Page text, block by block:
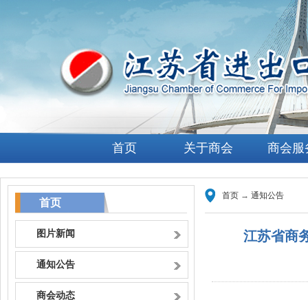
首页 关于商会 商会服
首页
图片新闻
通知公告
商会动态
首页 → 通知公告
江苏省商